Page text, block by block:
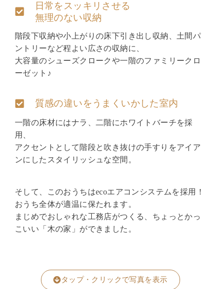
日常をスッキリさせる
無理のない収納
階段下収納や小上がりの床下引き出し収納、土間パ
ントリーなど程よい広さの収納に、
大容量のシューズクロークや一階のファミリークロ
ーゼット♪
質感の違いをうまくいかした室内
一階の床材にはナラ、二階にホワイトバーチを採
用、
アクセントとして階段と吹き抜けの手すりをアイア
ンにしたスタイリッシュな空間。
そして、このおうちはecoエアコンシステムを採用！
おうち全体が適温に保たれます。
まじめでおしゃれな工務店がつくる、ちょっとかっ
こいい「木の家」ができました。
タップ・クリックで写真を表示